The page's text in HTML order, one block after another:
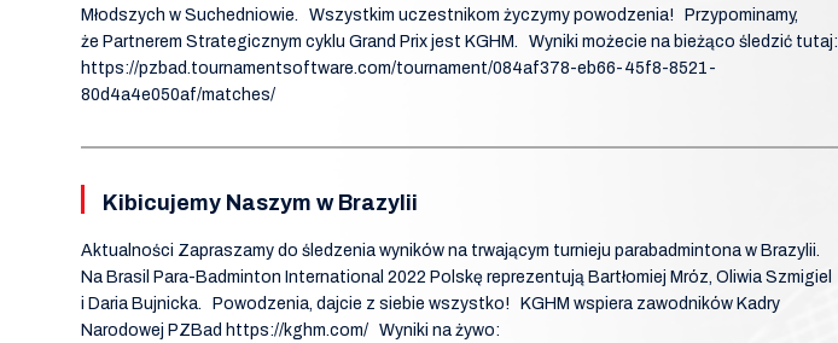
Młodszych w Suchedniowie. Wszystkim uczestnikom życzymy powodzenia! Przypominamy,
że Partnerem Strategicznym cyklu Grand Prix jest KGHM. Wyniki możecie na bieżąco śledzić tutaj:
https://pzbad.tournamentsoftware.com/tournament/084af378-eb66-45f8-8521-
80d4a4e050af/matches/
Kibicujemy Naszym w Brazylii
Aktualności Zapraszamy do śledzenia wyników na trwającym turnieju parabadmintona w Brazylii.
Na Brasil Para-Badminton International 2022 Polskę reprezentują Bartłomiej Mróz, Oliwia Szmigiel
i Daria Bujnicka. Powodzenia, dajcie z siebie wszystko! KGHM wspiera zawodników Kadry
Narodowej PZBad https://kghm.com/ Wyniki na żywo: